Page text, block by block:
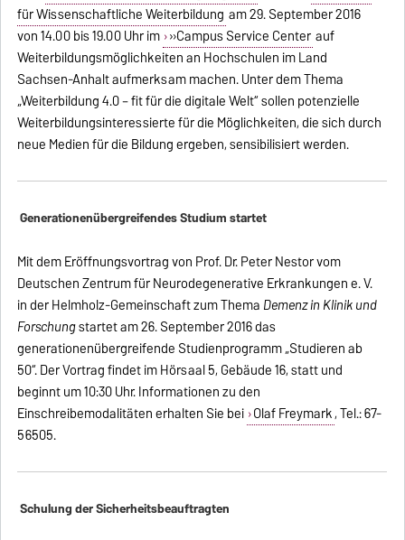
für Wissenschaftliche Weiterbildung am 29. September 2016
von 14.00 bis 19.00 Uhr im »Campus Service Center auf
Weiterbildungsmöglichkeiten an Hochschulen im Land
Sachsen-Anhalt aufmerksam machen. Unter dem Thema
„Weiterbildung 4.0 – fit für die digitale Welt“ sollen potenzielle
Weiterbildungsinteressierte für die Möglichkeiten, die sich durch
neue Medien für die Bildung ergeben, sensibilisiert werden.
Generationenübergreifendes Studium startet
Mit dem Eröffnungsvortrag von Prof. Dr. Peter Nestor vom
Deutschen Zentrum für Neurodegenerative Erkrankungen e. V.
in der Helmholz-Gemeinschaft zum Thema Demenz in Klinik und
Forschungstartet am 26. September 2016 das
generationenübergreifende Studienprogramm „Studieren ab
50“. Der Vortrag findet im Hörsaal 5, Gebäude 16, statt und
beginnt um 10:30 Uhr. Informationen zu den
Einschreibemodalitäten erhalten Sie bei Olaf Freymark, Tel.: 67-
56505.
Schulung der Sicherheitsbeauftragten